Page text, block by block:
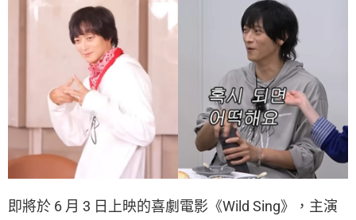
即將於 6 月 3 日上映的喜劇電影《Wild Sing》，主演